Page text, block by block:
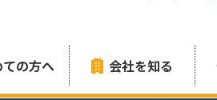
の方へ 会社を知る